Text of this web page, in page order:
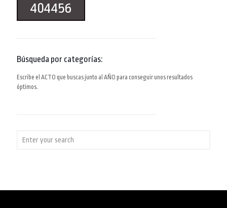
404456
Búsqueda por categorías:
Escribe el ACTO que buscas junto al AÑO para conseguir unos resultados
óptimos.